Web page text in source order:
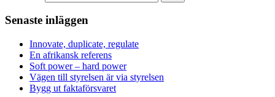
Senaste inläggen
Innovate, duplicate, regulate
En afrikansk referens
Soft power – hard power
Vägen till styrelsen är via styrelsen
Bygg ut faktaförsvaret